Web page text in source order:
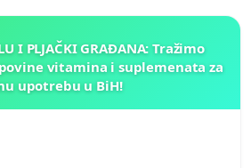
I PLJAČKI GRAĐANA: Tražimo
vitamina i suplemenata za
upotrebu u BiH!